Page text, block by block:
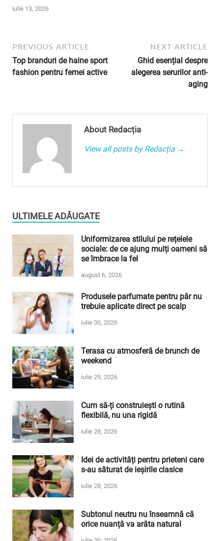
iulie 13, 2026
PREVIOUS ARTICLE
Top branduri de haine sport
fashion pentru femei active
NEXT ARTICLE
Ghid esențial despre
alegerea serurilor anti-
aging
About Redacția
View all posts by Redacția →
ULTIMELE ADĂUGATE
Uniformizarea stilului pe rețelele
sociale: de ce ajung mulți oameni să
se îmbrace la fel
august 6, 2026
Produsele parfumate pentru păr nu
trebuie aplicate direct pe scalp
iulie 30, 2026
Terasa cu atmosferă de brunch de
weekend
iulie 29, 2026
Cum să-ți construiești o rutină
flexibilă, nu una rigidă
iulie 28, 2026
Idei de activități pentru prieteni care
s-au săturat de ieșirile clasice
iulie 28, 2026
Subtonul neutru nu înseamnă că
orice nuanță va arăta natural